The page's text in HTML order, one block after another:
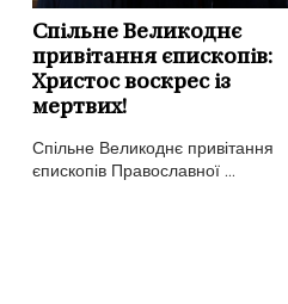
Спільне Великоднє
привітання єпископів:
Христос воскрес із
мертвих!
Спільне Великоднє привітання
єпископів Православної ...